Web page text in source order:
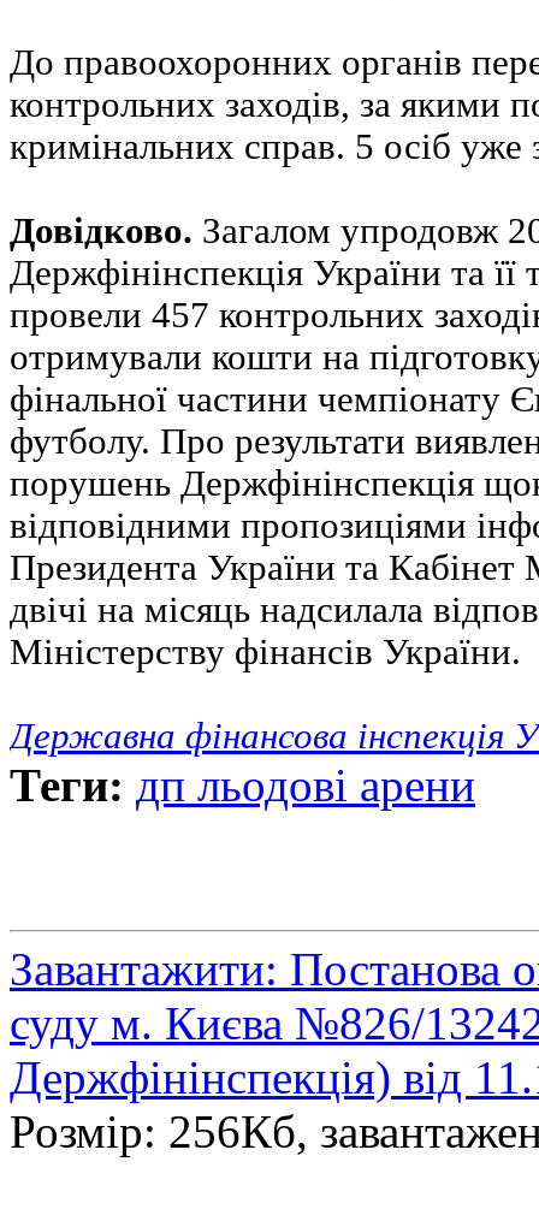
До правоохоронних органів
контрольних заходів, за якими
кримінальних справ. 5 осіб уже
Довідково. Загалом упродовж
Держфінінспекція України та її
провели 457 контрольних
отримували кошти на
фінальної частини чемпіонату
футболу. Про результати
порушень Держфінінспекція
відповідними пропозиціями
Президента України та Кабінет
двічі на місяць надсилала
Міністерству фінансів України.
Державна фінансова інспекція
Теги: дп льодові арени
Завантажити: Постанова
суду м. Києва №826/
Держфінінспекція) від
Розмір: 256Кб,